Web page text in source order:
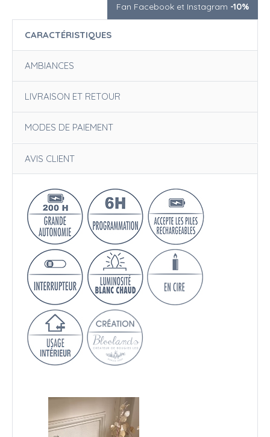
Fan Facebook et Instagram -10%
CARACTÉRISTIQUES
AMBIANCES
LIVRAISON ET RETOUR
MODES DE PAIEMENT
AVIS CLIENT